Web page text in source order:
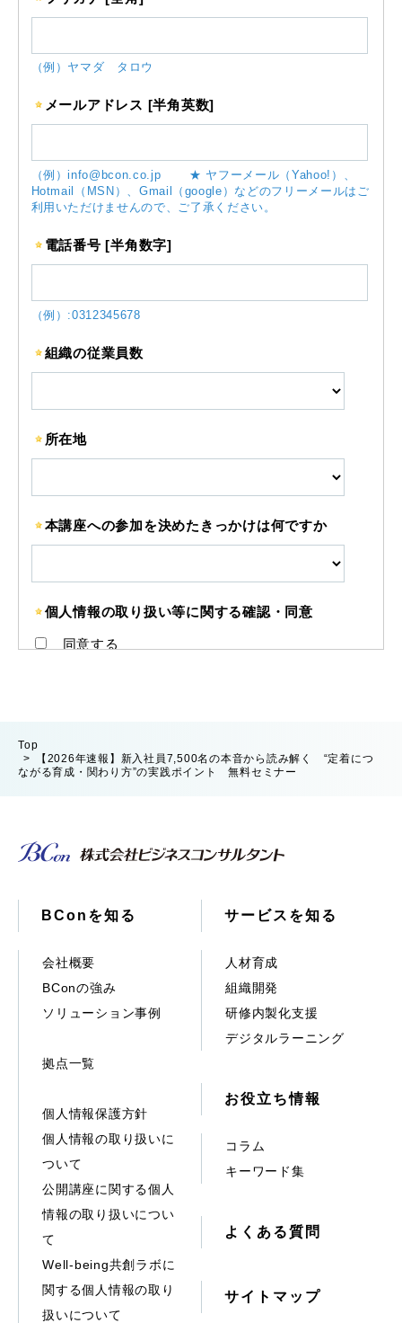
Top
【2026年速報】新入社員7,500名の本音から読み解く “定着につ
ながる育成・関わり方”の実践ポイント 無料セミナー
BConを知る
会社概要
BConの強み
ソリューション事例
拠点一覧
個人情報保護方針
個人情報の取り扱いに
ついて
公開講座に関する個人
情報の取り扱いについ
て
Well-being共創ラボに
関する個人情報の取り
扱いについて
サービスを知る
人材育成
組織開発
研修内製化支援
デジタルラーニング
お役立ち情報
コラム
キーワード集
よくある質問
サイトマップ